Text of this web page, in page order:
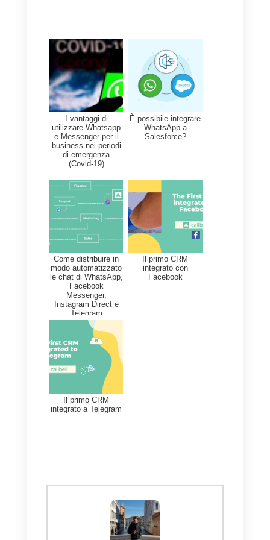
migliori e processi più semplici.
Questo è molto importante da
considerare quando cerchi una
soluzione CRM per la tua
azienda.
Quali strumenti possono
integrare il social CRM e
ottenere più vendite?
essenziale quando si tratta di
integrare il tuo social CRM, tieni
presente che questo strumento è